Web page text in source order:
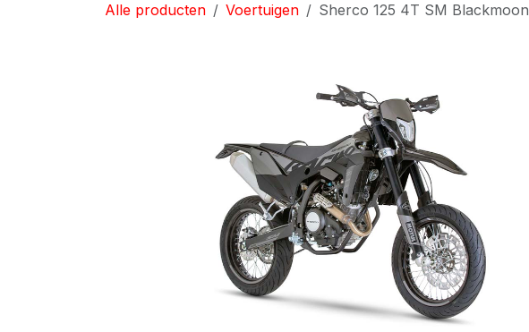
Alle producten Voertuigen Sherco 125 4T SM Blackmoon